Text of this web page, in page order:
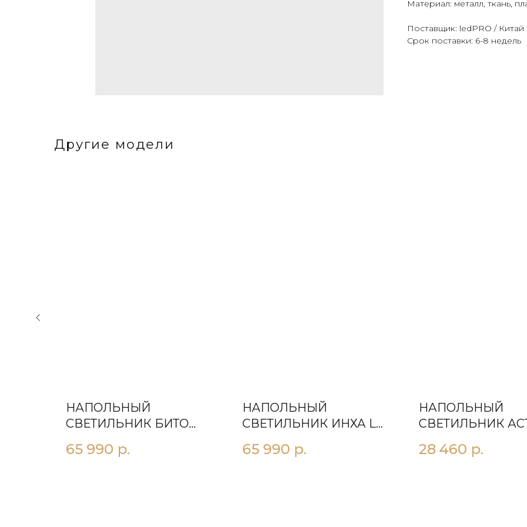
Материал: металл, ткань,
Поставщик: ledPRO / Китай
Срок поставки: 6-8 недель
Другие модели
НАПОЛЬНЫЙ
СВЕТИЛЬНИК БИТО
65 990 р.
НАПОЛЬНЫЙ
СВЕТИЛЬНИК ИНХА L
65 990 р.
НАПОЛЬНЫЙ
СВЕТИЛЬНИК
28 460 р.